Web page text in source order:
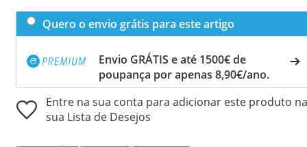
Quero o envio grátis para este artigo
Envio GRÁTIS e até 1500€ de
poupança por apenas 8,90€/ano.
Entre na sua conta para adicionar este produto na
sua Lista de Desejos